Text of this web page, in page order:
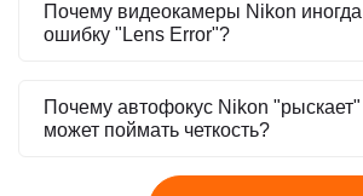
Почему видеокамеры Nikon
ошибку "Lens Error"?
Почему автофокус Nikon
может поймать четкость?